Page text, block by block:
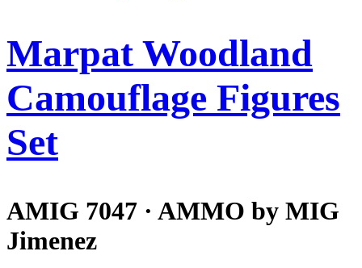
Marpat Woodland
Camouflage Figures
Set
AMIG 7047 · AMMO by MIG
Jimenez